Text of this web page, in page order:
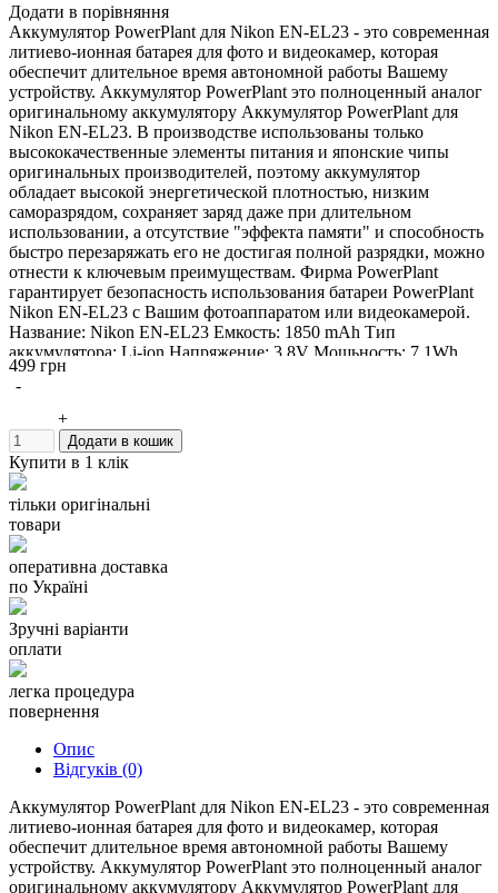
Додати в порівняння
Аккумулятор PowerPlant для Nikon EN-EL23 - это современная
литиево-ионная батарея для фото и видеокамер, которая
обеспечит длительное время автономной работы Вашему
устройству. Аккумулятор PowerPlant это полноценный аналог
оригинальному аккумулятору Аккумулятор PowerPlant для
Nikon EN-EL23. В производстве использованы только
высококачественные элементы питания и японские чипы
оригинальных производителей, поэтому аккумулятор
обладает высокой энергетической плотностью, низким
саморазрядом, сохраняет заряд даже при длительном
использовании, а отсутствие "эффекта памяти" и способность
быстро перезаряжать его не достигая полной разрядки, можно
отнести к ключевым преимуществам. Фирма PowerPlant
гарантирует безопасность использования батареи PowerPlant
Nikon EN-EL23 c Вашим фотоаппаратом или видеокамерой.
Название: Nikon EN-EL23 Емкость: 1850 mAh Тип
аккумулятора: Li-ion Напряжение: 3.8V Мощьность: 7.1Wh
Производитель: PowerPlant Гарантия: 12 месяцев Аккумулятор
можно использовать вместо оригинального Nikon EN-EL23,
ENEL23 Подходит к моделям Nikon Nikon Coolpix P600 Nikon
Coolpix S810C
499 грн
-
+
Додати в кошик
Купити в 1 клік
тільки оригінальні
товари
оперативна доставка
по Україні
Зручні варіанти
оплати
легка процедура
повернення
Опис
Відгуків (0)
Аккумулятор PowerPlant для Nikon EN-EL23 - это современная
литиево-ионная батарея для фото и видеокамер, которая
обеспечит длительное время автономной работы Вашему
устройству. Аккумулятор PowerPlant это полноценный аналог
оригинальному аккумулятору Аккумулятор PowerPlant для